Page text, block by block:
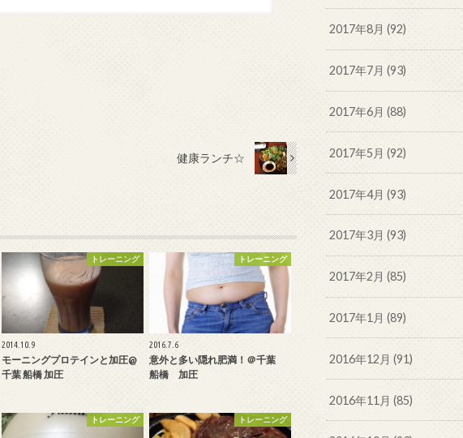
健康ランチ☆
トレーニング
2014.10.9
モーニングプロテインと加圧@
千葉 船橋 加圧
トレーニング
2016.7.6
意外と多い隠れ肥満！＠千葉
船橋 加圧
トレーニング トレーニング
2017年8月 (92)
2017年7月 (93)
2017年6月 (88)
2017年5月 (92)
2017年4月 (93)
2017年3月 (93)
2017年2月 (85)
2017年1月 (89)
2016年12月 (91)
2016年11月 (85)